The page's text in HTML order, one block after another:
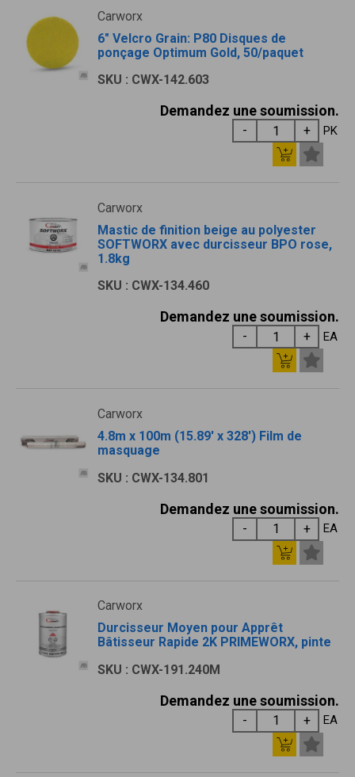
Carworx
6" Velcro Grain: P80 Disques de
ponçage Optimum Gold, 50/paquet
SKU : CWX-142.603
Demandez une soumission.
PK
Carworx
Mastic de finition beige au polyester
SOFTWORX avec durcisseur BPO rose,
1.8kg
SKU : CWX-134.460
Demandez une soumission.
EA
Carworx
4.8m x 100m (15.89' x 328') Film de
masquage
SKU : CWX-134.801
Demandez une soumission.
EA
Carworx
Durcisseur Moyen pour Apprêt
Bâtisseur Rapide 2K PRIMEWORX, pinte
SKU : CWX-191.240M
Demandez une soumission.
EA